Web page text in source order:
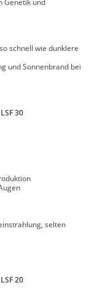
schnell wie dunklere
und Sonnenbrand bei
30
selten
20